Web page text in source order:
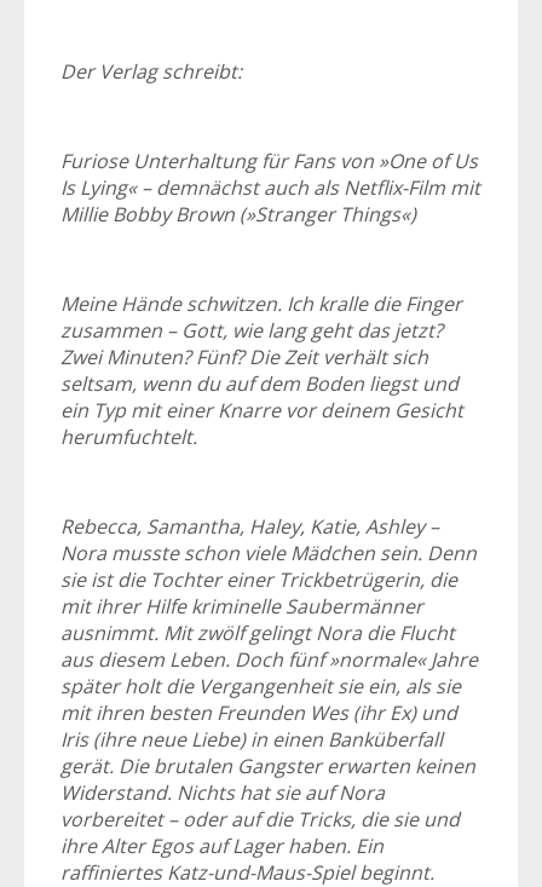
Der Verlag schreibt:
Furiose Unterhaltung für Fans von »One of Us
Is Lying« – demnächst auch als Netflix-Film mit
Millie Bobby Brown (»Stranger Things«)
Meine Hände schwitzen. Ich kralle die Finger
zusammen – Gott, wie lang geht das jetzt?
Zwei Minuten? Fünf? Die Zeit verhält sich
seltsam, wenn du auf dem Boden liegst und
ein Typ mit einer Knarre vor deinem Gesicht
herumfuchtelt.
Rebecca, Samantha, Haley, Katie, Ashley –
Nora musste schon viele Mädchen sein. Denn
sie ist die Tochter einer Trickbetrügerin, die
mit ihrer Hilfe kriminelle Saubermänner
ausnimmt. Mit zwölf gelingt Nora die Flucht
aus diesem Leben. Doch fünf »normale« Jahre
später holt die Vergangenheit sie ein, als sie
mit ihren besten Freunden Wes (ihr Ex) und
Iris (ihre neue Liebe) in einen Banküberfall
gerät. Die brutalen Gangster erwarten keinen
Widerstand. Nichts hat sie auf Nora
vorbereitet – oder auf die Tricks, die sie und
ihre Alter Egos auf Lager haben. Ein
raffiniertes Katz-und-Maus-Spiel beginnt.